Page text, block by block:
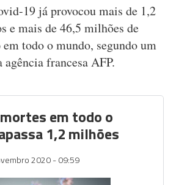
19 já provocou mais de 1,2
e mais de 46,5 milhões de
em todo o mundo, segundo um
francesa AFP.
em todo o
1,2 milhões
2020 - 09:59